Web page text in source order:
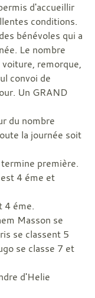
d'accueillir
conditions.
bénévoles qui a
Le nombre
remorque,
convoi de
Un GRAND
du nombre
la journée soit
première.
4 éme et
4 éme.
Masson se
se classent 5
se classe 7 et
d'Helie